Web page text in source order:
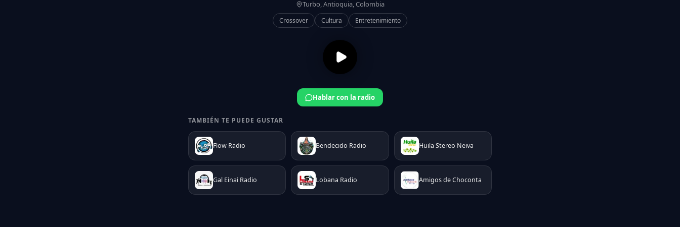
Turbo, Antioquia, Colombia
Crossover Cultura Entretenimiento
Hablar con la radio
TAMBIÉN TE PUEDE GUSTAR
Flow Radio Bendecido Radio Huila Stereo Neiva
Gal Einai Radio Lobana Radio Amigos de Choconta